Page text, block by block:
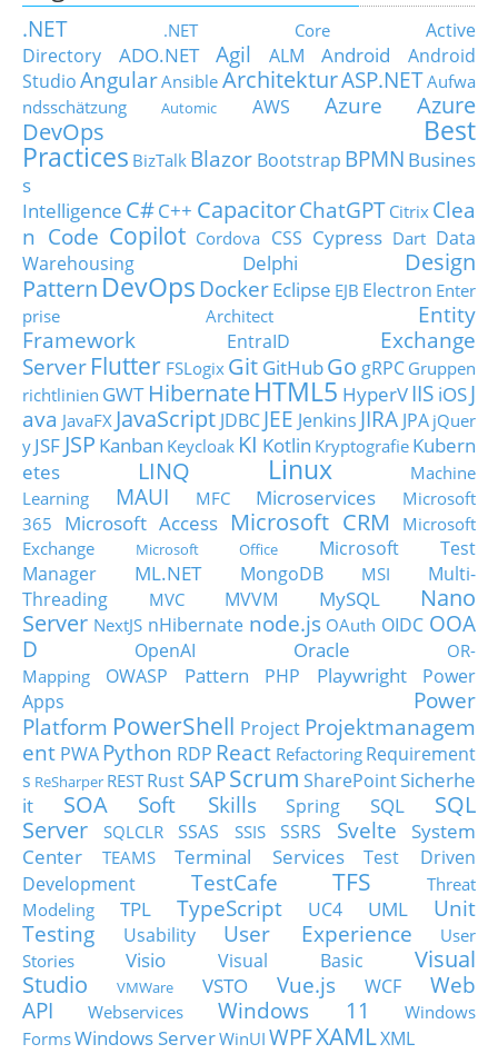
.NET .NET Core
Active
Directory
ADO.NET Agil ALM Android
Android
StudioAngularAnsible ArchitekturASP.NETAufwa
ndsschätzung
Automic AWS Azure
Azure
DevOps
Best
Practices BizTalk Blazor Bootstrap BPMN Busines
s
Intelligence C#C++ CapacitorChatGPT Citrix Clea
n Code Copilot Cordova CSS Cypress Dart Data
Warehousing
Delphi
Design
Pattern DevOps DockerEclipse EJB Electron Enter
prise Architect
Entity
Framework
EntraID
Exchange
Server Flutter FSLogix Git GitHubGo gRPC Gruppen
richtlinien GWT HibernateHTML5 HyperVIIS iOSJ
ava JavaFX JavaScript JDBC JEE Jenkins JIRA JPA jQuer
y JSF JSP Kanban Keycloak KI Kotlin Kryptografie Kubern
etes
LINQ Linux
Machine
Learning
MAUI MFC Microservices
Microsoft
365
Microsoft Access Microsoft CRM
Microsoft
Exchange
Microsoft Office
Microsoft Test
Manager
ML.NET MongoDB MSI
Multi-
Threading
MVC MVVM MySQL
Nano
Server NextJS nHibernate node.js OAuth OIDC OOA
D
OpenAI Oracle
OR-
Mapping
OWASP Pattern PHP Playwright
Power
Apps
Power
Platform PowerShell Project Projektmanagem
ent PWA Python RDP React Refactoring Requirement
s ReSharper RESTRust SAPScrum SharePointSicherhe
it
SOA Soft Skills Spring SQL
SQL
Server
SQLCLR SSAS SSIS SSRS Svelte
System
Center
TEAMS Terminal Services
Test Driven
Development
TestCafe TFS
Threat
Modeling
TPL TypeScript UC4 UML
Unit
Testing
Usability User Experience
User
Stories
Visio Visual Basic
Visual
Studio
VMWare VSTO Vue.js WCF
Web
API
Webservices Windows 11
Windows
FormsWindows ServerWinUI WPFXAMLXML